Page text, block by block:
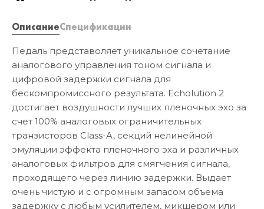
ОписаниеСпецификации
Педаль представоляет уникальное сочетание
аналогового управления тоном сигнала и
цифровой задержки сигнала для
бескомпромиссного результата. Echolution 2
достигает воздушности лучших пленочных эхо за
счет 100% аналоговых ограничительных
транзисторов Class-A, секций нелинейной
эмуляции эффекта пленочного эха и различных
аналоговых фильтров для смягчения сигнала,
проходящего через линию задержки. Выдает
очень чистую и с огромным запасом объема
задержку с любым усилителем, микшером или